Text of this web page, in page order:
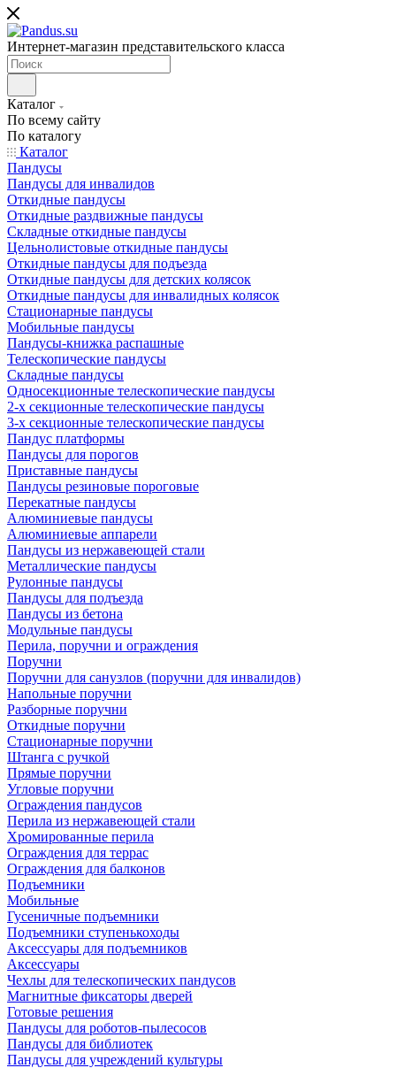
Интернет-магазин представительского класса
Каталог
По всему сайту
По каталогу
Каталог
Пандусы
Пандусы для инвалидов
Откидные пандусы
Откидные раздвижные пандусы
Складные откидные пандусы
Цельнолистовые откидные пандусы
Откидные пандусы для подъезда
Откидные пандусы для детских колясок
Откидные пандусы для инвалидных колясок
Стационарные пандусы
Мобильные пандусы
Пандусы-книжка распашные
Телескопические пандусы
Складные пандусы
Односекционные телескопические пандусы
2-х секционные телескопические пандусы
3-х секционные телескопические пандусы
Пандус платформы
Пандусы для порогов
Приставные пандусы
Пандусы резиновые пороговые
Перекатные пандусы
Алюминиевые пандусы
Алюминиевые аппарели
Пандусы из нержавеющей стали
Металлические пандусы
Рулонные пандусы
Пандусы для подъезда
Пандусы из бетона
Модульные пандусы
Перила, поручни и ограждения
Поручни
Поручни для санузлов (поручни для инвалидов)
Напольные поручни
Разборные поручни
Откидные поручни
Стационарные поручни
Штанга с ручкой
Прямые поручни
Угловые поручни
Ограждения пандусов
Перила из нержавеющей стали
Хромированные перила
Ограждения для террас
Ограждения для балконов
Подъемники
Мобильные
Гусеничные подъемники
Подъемники ступенькоходы
Аксессуары для подъемников
Аксессуары
Чехлы для телескопических пандусов
Магнитные фиксаторы дверей
Готовые решения
Пандусы для роботов-пылесосов
Пандусы для библиотек
Пандусы для учреждений культуры